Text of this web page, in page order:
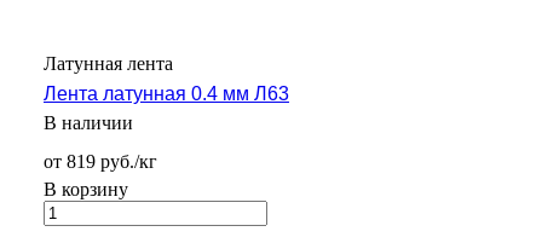
Латунная лента
Лента латунная 0.4 мм Л63
В наличии
от 819 руб./кг
В корзину